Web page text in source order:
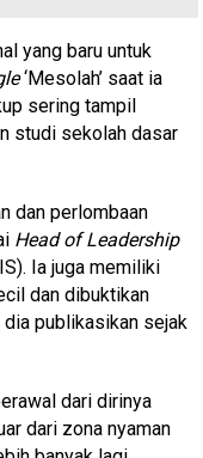
yang baru untuk
‘Mesolah’ saat ia
sering tampil
studi sekolah dasar
dan perlombaan
Head of Leadership
Ia juga memiliki
dan dibuktikan
publikasikan sejak
dari dirinya
dari zona nyaman